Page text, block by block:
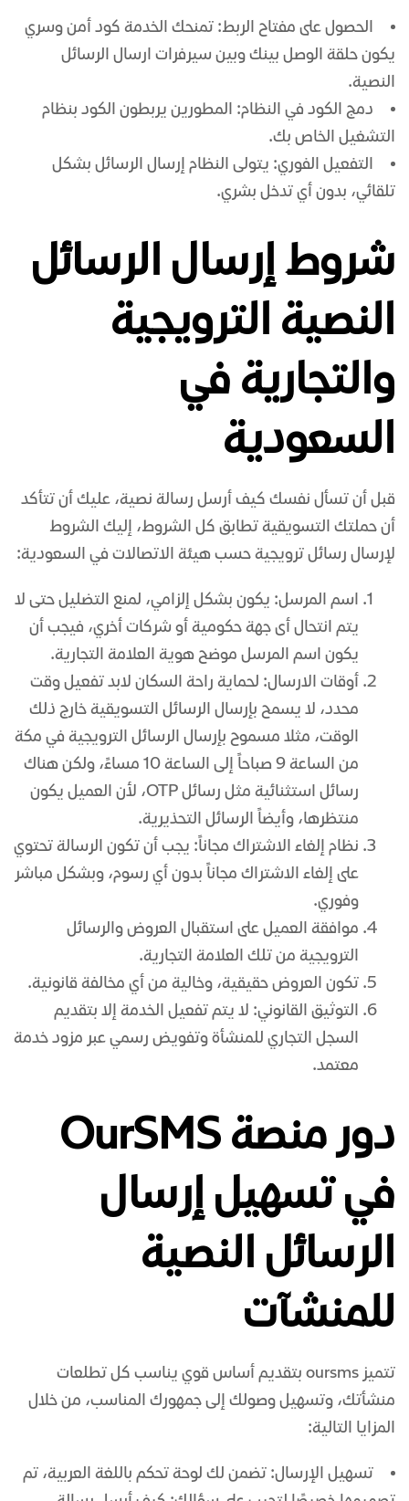
الحصول على مفتاح الربط: تمنحك الخدمة كود أمن وسري
يكون حلقة الوصل بينك وبين سيرفرات ارسال الرسائل
النصية.
دمج الكود في النظام: المطورين يربطون الكود بنظام
التشغيل الخاص بك.
التفعيل الفوري: يتولى النظام إرسال الرسائل بشكل
تلقائي، بدون أي تدخل بشري.
شروط إرسال الرسائل
النصية الترويجية
والتجارية في
السعودية
قبل أن تسأل نفسك كيف أرسل رسالة نصية، عليك أن تتأكد
أن حملتك التسويقية تطابق كل الشروط، إليك الشروط
لإرسال رسائل ترويجية حسب هيئة الاتصالات في السعودية:
اسم المرسل: يكون بشكل إلزامي، لمنع التضليل حتى لا
يتم انتحال أى جهة حكومية أو شركات أخري، فيجب أن
يكون اسم المرسل موضح هوية العلامة التجارية.
أوقات الارسال: لحماية راحة السكان لابد تفعيل وقت
محدد، لا يسمح بإرسال الرسائل التسويقية خارج ذلك
الوقت، مثلا مسموح بإرسال الرسائل الترويجية في مكة
من الساعة 9 صباحاً إلى الساعة 10 مساءً، ولكن هناك
رسائل استثنائية مثل رسائل OTP، لأن العميل يكون
منتظرها، وأيضاً الرسائل التحذيرية.
نظام إلغاء الاشتراك مجاناً: يجب أن تكون الرسالة تحتوي
على إلغاء الاشتراك مجاناً بدون أي رسوم، وبشكل مباشر
وفوري.
موافقة العميل على استقبال العروض والرسائل
الترويجية من تلك العلامة التجارية.
تكون العروض حقيقية، وخالية من أي مخالفة قانونية.
التوثيق القانوني: لا يتم تفعيل الخدمة إلا بتقديم
السجل التجاري للمنشأة وتفويض رسمي عبر مزود خدمة
معتمد.
دور منصة OurSMS
في تسهيل إرسال
الرسائل النصية
للمنشآت
تتميز oursms بتقديم أساس قوي يناسب كل تطلعات
منشأتك، وتسهيل وصولك إلى جمهورك المناسب، من خلال
المزايا التالية:
تسهيل الإرسال: تضمن لك لوحة تحكم باللغة العربية، تم